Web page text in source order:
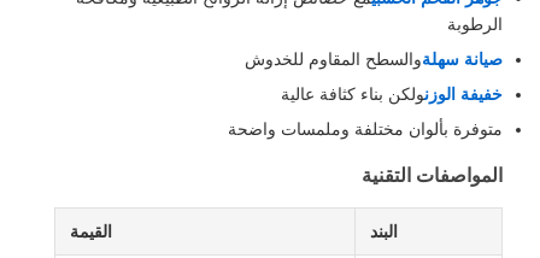
الرطوبة
صيانة سهلة والسطح المقاوم للخدوش
خفيفة الوزنولكن بناء كثافة عالية
متوفرة بألوان مختلفة وملمسات واضحة
المواصفات التقنية